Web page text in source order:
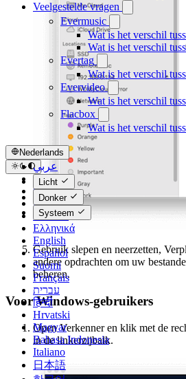
Veelgestelde vragen
Evermusic
Wat is het verschil
Wat is het verschil
Evertag
Wat is het verschil
Evervideo
Wat is het verschil
Flacbox
Wat is het verschil
Nederlands
عربي
Català
Čeština
Dansk
Deutsch
Ελληνικά
English
Español
Suomi
Français
עברית
हिन्दी
Hrvatski
Magyar
Bahasa Indonesia
Italiano
日本語
Licht
Donker
Systeem
Gebruik slepen en neerzetten,
andere opdrachten om uw
beheren.
Voor Windows-gebruikers
Open Verkenner en klik met de
in de linkerzijbalk.